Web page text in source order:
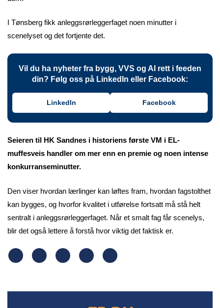
I Tønsberg fikk anleggsrørleggerfaget noen minutter i
scenelyset og det fortjente det.
Vil du ha nyheter fra bygg, VVS og AI rett i feeden
din? Følg oss på LinkedIn eller Facebook:
LinkedIn Facebook
Seieren til HK Sandnes i historiens første VM i EL-
muffesveis handler om mer enn en premie og noen intense
konkurranseminutter.
Den viser hvordan lærlinger kan løftes fram, hvordan fagstolthet
kan bygges, og hvorfor kvalitet i utførelse fortsatt må stå helt
sentralt i anleggsrørleggerfaget. Når et smalt fag får scenelys,
blir det også lettere å forstå hvor viktig det faktisk er.